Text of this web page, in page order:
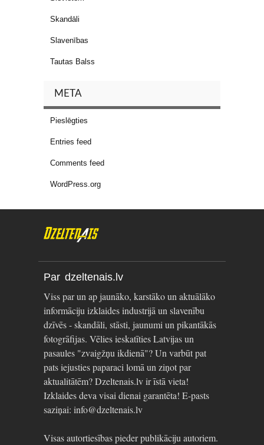
Skandāli
Slavenības
Tautas Balss
META
Pieslēgties
Entries feed
Comments feed
WordPress.org
Par dzeltenais.lv
Viss par un ap jaunāko, karstāko un aktuālāko
informāciju izklaides industrijā un slavenību
dzīvēs - skandāli, stāsti, jaunumi un pikantākās
fotogrāfijas. Vēlies ieskatīties Latvijas un
pasaules "zvaigžņu ikdienā"? Un varbūt pat
pats iejusties paparaci lomā un ziņot par
aktualitātēm? Dzeltenais.lv ir īstā vieta!
Izklaides deva visai dienai garantēta! E-pasts
saziņai: info@dzeltenais.lv
Visas autortiesības pieder publikāciju autoriem.